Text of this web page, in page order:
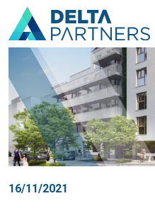
16/11/2021